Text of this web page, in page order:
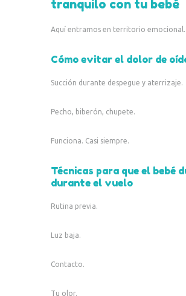
tranquilo con tu bebé
Aquí entramos en territorio emocional.
Cómo evitar el dolor de
Succión durante despegue y aterrizaje.
Pecho, biberón, chupete.
Funciona. Casi siempre.
Técnicas para que el bebé
durante el vuelo
Rutina previa.
Luz baja.
Contacto.
Tu olor.